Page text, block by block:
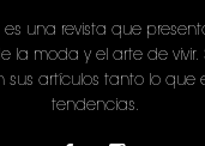
es una revista que
la moda y el arte de vivir.
sus artículos tanto lo que
tendencias.